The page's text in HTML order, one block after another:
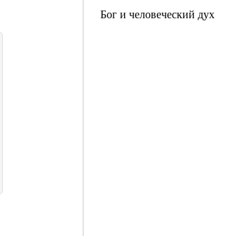
Бог и человеческий дух